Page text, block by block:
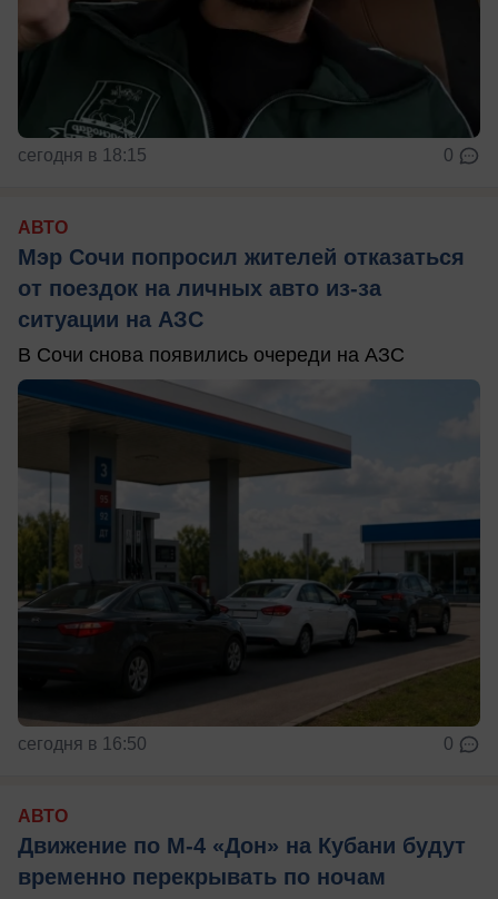
сегодня в 18:15 0
АВТО
Мэр Сочи попросил жителей отказаться
от поездок на личных авто из-за
ситуации на АЗС
В Сочи снова появились очереди на АЗС
сегодня в 16:50 0
АВТО
Движение по М-4 «Дон» на Кубани будут
временно перекрывать по ночам